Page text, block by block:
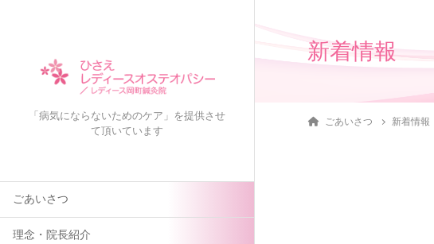
「病気にならないためのケア」を提供させ
て頂いています
ごあいさつ
理念・院長紹介
新着情報
ごあいさつ 新着情報